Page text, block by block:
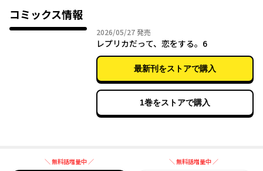
オリジナルのために働くのが使命のレプリカ。
だったはずなのに、恋をしてしまったんだ。
海沿いの街で巻き起こる、とっても純粋で、
ちょっぴり不思議な“はじめて”の青春ラブストーリー。
コミックス情報
2026/05/272026年05月27日
発売
レプリカだって、恋をする。6
最新刊をストアで購入
1巻をストアで購入
＼ 無料話増量中 ／ ＼ 無料話増量中 ／